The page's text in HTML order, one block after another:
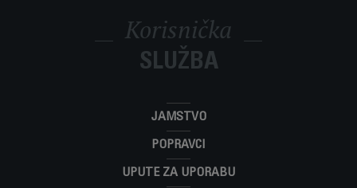
Korisnička
SLUŽBA
JAMSTVO
POPRAVCI
UPUTE ZA UPORABU